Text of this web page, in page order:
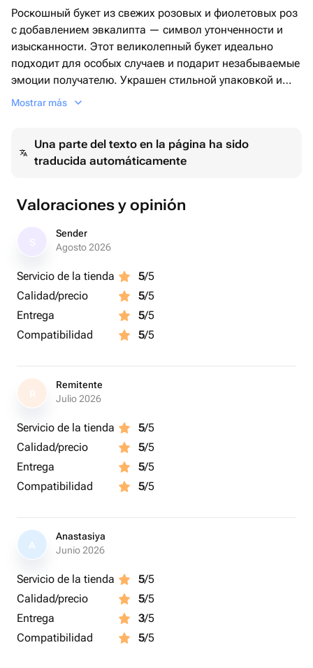
Роскошный букет из свежих розовых и фиолетовых роз
с добавлением эвкалипта — символ утонченности и
изысканности. Этот великолепный букет идеально
подходит для особых случаев и подарит незабываемые
эмоции получателю. Украшен стильной упаковкой и
перевязан атласной лентой, добавляющей букету
Mostrar más
Una parte del texto en la página ha sido
traducida automáticamente
Valoraciones y opinión
Sender
Agosto 2026
Servicio de la tienda 5/5
Calidad/precio
5/5
Entrega
5/5
Compatibilidad
5/5
R
Remitente
Julio 2026
Servicio de la tienda 5/5
Calidad/precio
5/5
Entrega
5/5
Compatibilidad
5/5
A
Anastasiya
Junio 2026
Servicio de la tienda 5/5
Calidad/precio
5/5
Entrega
3/5
Compatibilidad
5/5